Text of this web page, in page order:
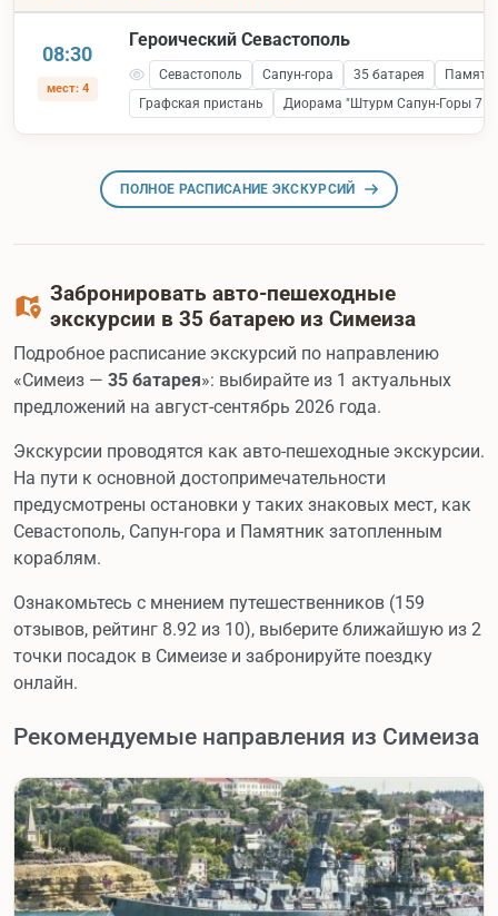
08:30
мест: 4
Героический Севастополь
Севастополь Сапун-гора 35 батарея
Графская пристань
Диорама "Штурм Сапун-Горы 7
ПОЛНОЕ РАСПИСАНИЕ ЭКСКУРСИЙ
Забронировать авто-пешеходные
экскурсии в 35 батарею из Симеиза
Подробное расписание экскурсий по направлению
«Симеиз — 35 батарея»: выбирайте из 1 актуальных
предложений на август-сентябрь 2026 года.
Экскурсии проводятся как авто-пешеходные экскурсии.
На пути к основной достопримечательности
предусмотрены остановки у таких знаковых мест, как
Севастополь, Сапун-гора и Памятник затопленным
кораблям.
Ознакомьтесь с мнением путешественников (159
отзывов, рейтинг 8.92 из 10), выберите ближайшую из 2
точки посадок в Симеизе и забронируйте поездку
онлайн.
Рекомендуемые направления из Симеиза